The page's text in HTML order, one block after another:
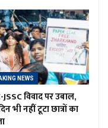
NEWS
JSSC विवाद पर उबाल,
भी नहीं टूटा छात्रों का